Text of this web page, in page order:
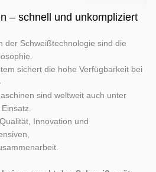
– schnell und unkompliziert
der Schweißtechnologie sind die
sichert die hohe Verfügbarkeit bei
sind weltweit auch unter
Innovation und